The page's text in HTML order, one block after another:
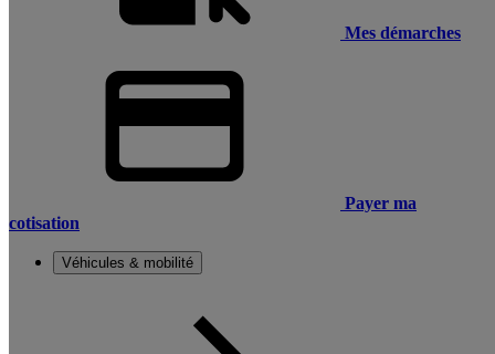
Mes démarches
Payer ma
cotisation
Véhicules & mobilité